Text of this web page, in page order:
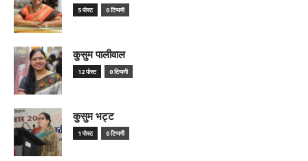
5 पोस्ट 0 टिप्पणी
कुसुम पालीवाल
12 पोस्ट 0 टिप्पणी
कुसुम भट्ट
1 पोस्ट 0 टिप्पणी